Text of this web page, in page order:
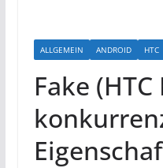
ALLGEMEIN ANDROID HTC
Fake